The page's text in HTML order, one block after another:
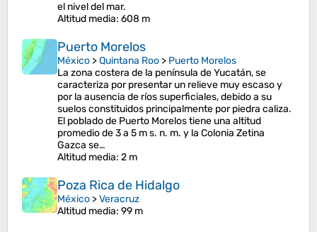
el nivel del mar.
Altitud media: 608 m
Puerto Morelos
México >Quintana Roo > Puerto Morelos
La zona costera de la península de Yucatán, se
caracteriza por presentar un relieve muy escaso y
por la ausencia de ríos superficiales, debido a su
suelos constituidos principalmente por piedra caliza.
El poblado de Puerto Morelos tiene una altitud
promedio de 3 a 5 m s. n. m. y la Colonia Zetina
Gazca se…
Altitud media: 2 m
Poza Rica de Hidalgo
México >Veracruz
Altitud media: 99 m